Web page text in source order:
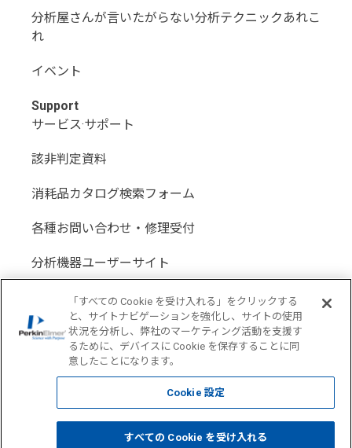
分析屋さんが言いたがらない分析テクニックあれこ
れ
イベント
Support
サービス·サポート
該非判定資料
消耗品カタログ検索フォーム
各種お問い合わせ・修理受付
分析機器ユーザーサイト
分析機器代理店サイト
Location: Japan(Change USA
COPYRIGHT © 1998-2026 PerkinElmer All Rights reserved
「すべての Cookie を受け入れる」をクリックする
と、サイトナビゲーションを強化し、サイトの使用
状況を分析し、弊社のマーケティング活動を支援す
るために、デバイスに Cookie を保存することに同
意したことになります。
Cookie 設定
すべての Cookie を受け入れる